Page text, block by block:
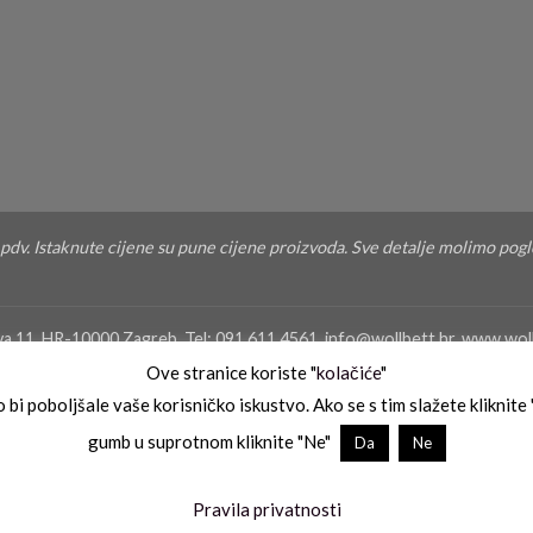
Istaknute cijene su pune cijene proizvoda. Sve detalje molimo
11, HR-10000 Zagreb, Tel: 091 611 4561, info@wollbett.hr,
registar Trgovačkog suda u Zagrebu Tt-04/7493-2, Temeljni kapital
Ove stranice koriste "kolačiće"
bi poboljšale vaše korisničko iskustvo. Ako se s tim slažete kliknite
gumb u suprotnom kliknite "Ne"
Da Ne
Pravila privatnosti